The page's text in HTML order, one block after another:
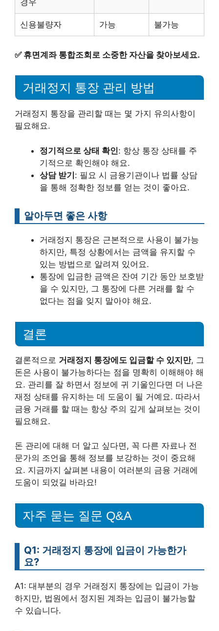
경우
신용불량자 가능 불가능
✅ 휴면계좌 통합조회로 소중한 자산을 찾아보세요.
거래정지 통장 관리 방법
거래정지 통장을 관리할 때는 몇 가지 유의사항이
필요해요.
정기적으로 상태 확인: 항상 통장 상태를 주
기적으로 확인해야 해요.
상담 받기: 필요 시 금융기관이나 법률 상담
을 통해 정확한 정보를 얻는 것이 좋아요.
알아두면 좋은 사항
거래정지 통장은 근본적으로 사용이 불가능
하지만, 특정 상황에서는 금액을 유지할 수
있는 방법으로 알려져 있어요.
통장에 입금한 금액은 잔여 기간 동안 보호받
을 수 있지만, 그 통장에 다른 거래를 할 수
없다는 점을 잊지 말아야 해요.
결론
결론적으로 거래정지 통장에도 입금할 수 있지만, 그
돈은 사용이 불가능하다는 점을 명확히 이해해야 해
요. 관리를 잘 하면서 정보에 귀 기울인다면 더 나은
재정 상태를 유지하는 데 도움이 될 거예요. 따라서
금융 거래를 할 때는 항상 주의 깊게 살펴보는 것이
필요해요.
돈 관리에 대해 더 알고 싶다면, 꼭 다른 자료나 전
문가의 조언을 통해 정보를 보강하는 것이 중요해
요. 지금까지 살펴본 내용이 여러분의 금융 거래에
도움이 되었길 바라요!
자주 묻는 질문 Q&A
Q1: 거래정지 통장에 입금이 가능한가
요?
A1: 대부분의 경우 거래정지 통장에는 입금이 가능
하지만, 법원에서 정지된 계좌는 입금이 불가능할
수 있습니다.